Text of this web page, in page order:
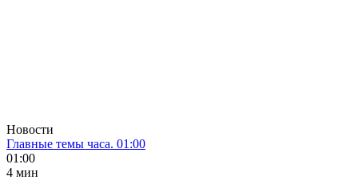
Новости
Главные темы часа. 01:00
01:00
4 мин